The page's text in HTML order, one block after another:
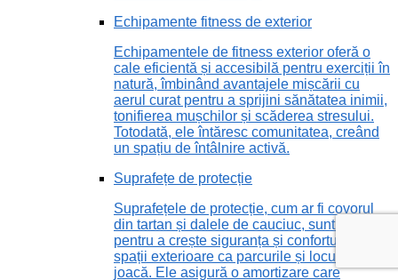
Echipamente fitness de exterior
Echipamentele de fitness exterior oferă o
cale eficientă și accesibilă pentru exerciții în
natură, îmbinând avantajele mișcării cu
aerul curat pentru a sprijini sănătatea inimii,
tonifierea mușchilor și scăderea stresului.
Totodată, ele întăresc comunitatea, creând
un spațiu de întâlnire activă.
Suprafețe de protecție
Suprafețele de protecție, cum ar fi covorul
din tartan și dalele de cauciuc, sunt vitale
pentru a crește siguranța și confortul în
spații exterioare ca parcurile și locurile de
joacă. Ele asigură o amortizare care